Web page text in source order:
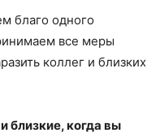
благо одного
все меры
коллег и близких
близкие, когда вы